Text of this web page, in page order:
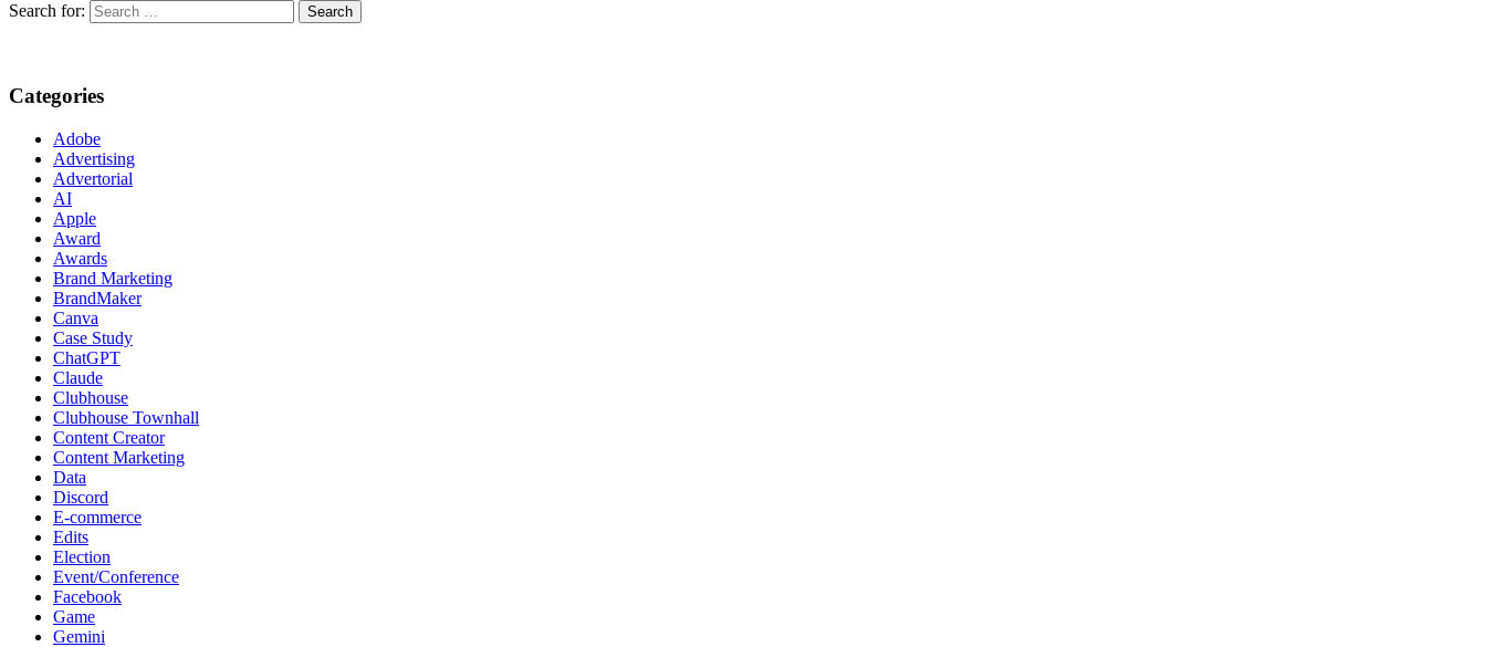
Search for:
Categories
Adobe
Advertising
Advertorial
AI
Apple
Award
Awards
Brand Marketing
BrandMaker
Canva
Case Study
ChatGPT
Claude
Clubhouse
Clubhouse Townhall
Content Creator
Content Marketing
Data
Discord
E-commerce
Edits
Election
Event/Conference
Facebook
Game
Gemini